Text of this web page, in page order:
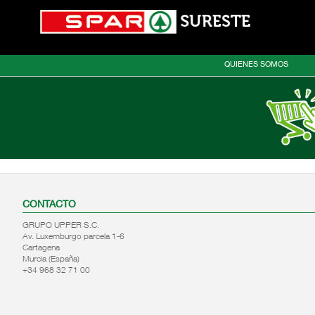
QUIENES SOMOS
CONTACTO
GRUPO UPPER S.C.
Av. Luxemburgo parcela 1-6
Cartagena
Murcia (España)
+34 968 32 71 00